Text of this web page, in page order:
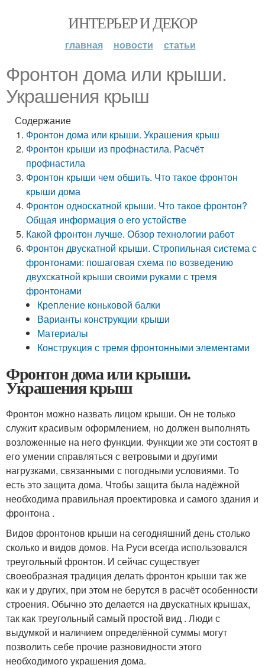
ИНТЕРЬЕР И ДЕКОР
главная новости статьи
Фронтон дома или крыши.
Украшения крыш
Содержание
Фронтон дома или крыши. Украшения крыш
Фронтон крыши из профнастила. Расчёт
профнастила
Фронтон крыши чем обшить. Что такое фронтон
крыши дома
Фронтон односкатной крыши. Что такое фронтон?
Общая информация о его устойстве
Какой фронтон лучше. Обзор технологии работ
Фронтон двускатной крыши. Стропильная система с
фронтонами: пошаговая схема по возведению
двухскатной крыши своими руками с тремя
фронтонами
Крепление коньковой балки
Варианты конструкции крыши
Материалы
Конструкция с тремя фронтонными элементами
Фронтон дома или крыши.
Украшения крыш
Фронтон можно назвать лицом крыши. Он не только
служит красивым оформлением, но должен выполнять
возложенные на него функции. Функции же эти состоят в
его умении справляться с ветровыми и другими
нагрузками, связанными с погодными условиями. То
есть это защита дома. Чтобы защита была надёжной
необходима правильная проектировка и самого здания и
фронтона .
Видов фронтонов крыши на сегодняшний день столько
сколько и видов домов. На Руси всегда использовался
треугольный фронтон. И сейчас существует
своеобразная традиция делать фронтон крыши так же
как и у других, при этом не берутся в расчёт особенности
строения. Обычно это делается на двускатных крышах,
так как треугольный самый простой вид . Люди с
выдумкой и наличием определённой суммы могут
позволить себе прочие разновидности этого
необходимого украшения дома.